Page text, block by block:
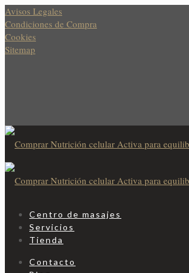
Avisos Legales
Condiciones de Compra
Cookies
Sitemap
Centro de masajes
Servicios
Tienda
Contacto